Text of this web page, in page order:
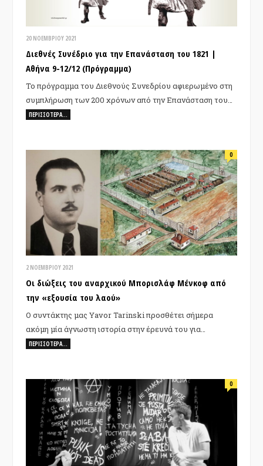
20 ΝΟΕΜΒΡΊΟΥ 2021
Διεθνές Συνέδριο για την Επανάσταση του 1821 |
Αθήνα 9-12/12 (Πρόγραμμα)
Το πρόγραμμα του Διεθνούς Συνεδρίου αφιερωμένο στη
συμπλήρωση των 200 χρόνων από την Επανάσταση του…
ΠΕΡΙΣΣΌΤΕΡΑ…
2 ΝΟΕΜΒΡΊΟΥ 2021
0
Οι διώξεις του αναρχικού Μπορισλάφ Μένκοφ από
την «εξουσία του λαού»
Ο συντάκτης μας Yavor Tarinski προσθέτει σήμερα
ακόμη μία άγνωστη ιστορία στην έρευνά του για…
ΠΕΡΙΣΣΌΤΕΡΑ…
0